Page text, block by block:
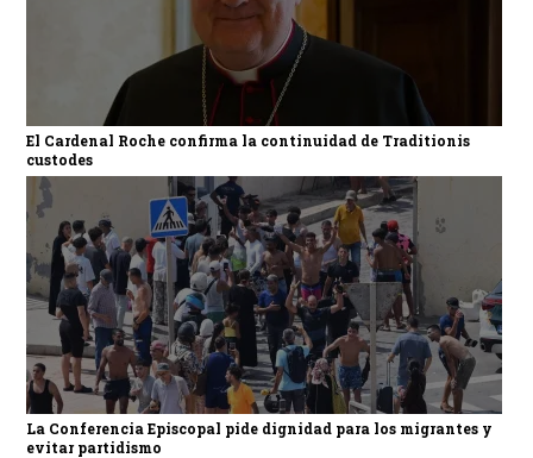
El Cardenal Roche confirma la continuidad de Traditionis
custodes
La Conferencia Episcopal pide dignidad para los migrantes y
evitar partidismo